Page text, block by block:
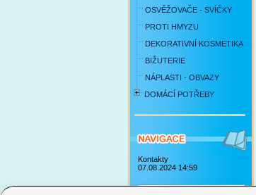
OSVĚŽOVAČE - SVÍČKY
PROTI HMYZU
DEKORATIVNÍ KOSMETIKA
BIŽUTERIE
NÁPLASTI - OBVAZY
DOMÁCÍ POTŘEBY
Kontakty
07.08.2024 14:59